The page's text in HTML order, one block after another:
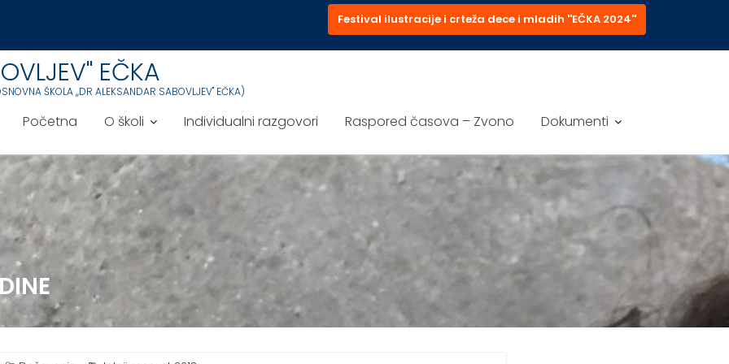
Festival ilustracije i crteža dece i mladih ''EČKA 2024''
EČKA
ŠKOLA ,,DR ALEKSANDAR SABOVLJEV'' EČKA)
Početna O školi Individualni razgovori Raspored časova – Zvono Dokumenti